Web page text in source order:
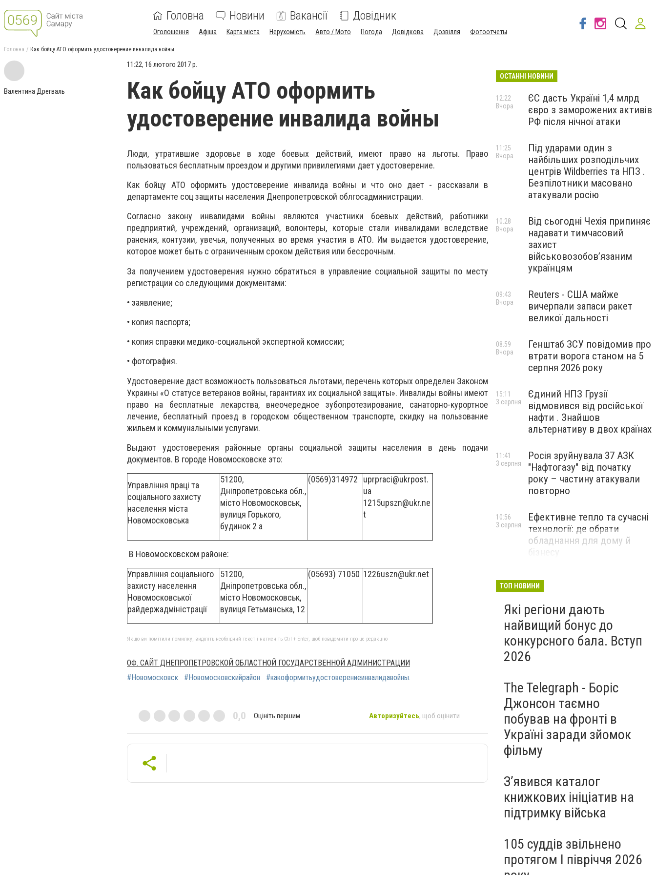
Головна Новини Вакансії Довідник
Оголошення Афіша Карта міста Нерухомість Авто / Мото Погода Довідкова Дозвілля Фотоотчеты
Головна Как бойцу АТО оформить удостоверение инвалида войны
Валентина Дрегваль
11:22, 16 лютого 2017 р.
Как бойцу АТО оформить
удостоверение инвалида войны
Люди, утратившие здоровье в ходе боевых действий, имеют право на льготы. Право
пользоваться бесплатным проездом и другими привилегиями дает удостоверение.
Как бойцу АТО оформить удостоверение инвалида войны и что оно дает - рассказали в
департаменте соц защиты населения Днепропетровской облгосадминистрации.
Согласно закону инвалидами войны являются участники боевых действий, работники
предприятий, учреждений, организаций, волонтеры, которые стали инвалидами вследствие
ранения, контузии, увечья, полученных во время участия в АТО. Им выдается удостоверение,
которое может быть с ограниченным сроком действия или бессрочным.
За получением удостоверения нужно обратиться в управление социальной защиты по месту
регистрации со следующими документами:
• заявление;
• копия паспорта;
• копия справки медико-социальной экспертной комиссии;
• фотография.
Удостоверение даст возможность пользоваться льготами, перечень которых определен Законом
Украины «О статусе ветеранов войны, гарантиях их социальной защиты». Инвалиды войны имеют
право на бесплатные лекарства, внеочередное зубопротезирование, санаторно-курортное
лечение, бесплатный проезд в городском общественном транспорте, скидку на пользование
жильем и коммунальными услугами.
Выдают удостоверения районные органы социальной защиты населения в день подачи
документов. В городе Новомосковске это:
Управління праці та
соціального захисту
населення міста
Новомосковська
51200,
Дніпропетровська обл.,
місто Новомосковськ,
вулиця Горького,
будинок 2 а
(0569)314972
uprpraci@ukrpost.
ua
1215upszn@ukr.ne
t
В Новомосковском районе:
Управління соціального
захисту населення
Новомосковської
райдержадміністрації
51200,
Дніпропетровська обл.,
місто Новомосковськ,
вулиця Гетьманська, 12
(05693) 71050 1226uszn@ukr.net
Якщо ви помітили помилку, виділіть необхідний текст і натисніть Ctrl + Enter, щоб повідомити про це редакцію
ОФ. САЙТ ДНЕПРОПЕТРОВСКОЙ ОБЛАСТНОЙ ГОСУДАРСТВЕННОЙ АДМИНИСТРАЦИИ
#Новомосковск
#Новомосковскийрайон #какоформитьудостоверениеинвалидавойны.
0,0 Оцініть першим Авторизуйтесь, щоб оцінити
ОСТАННІ НОВИНИ
ЄС дасть Україні 1,4 млрд
євро з заморожених активів
РФ після нічної атаки
12:22
Вчора
Під ударами один з
найбільших розподільчих
центрів Wildberries та НПЗ .
Безпілотники масовано
атакували росію
11:25
Вчора
Від сьогодні Чехія припиняє
надавати тимчасовий
захист
військовозобов’язаним
українцям
10:28
Вчора
Reuters - США майже
вичерпали запаси ракет
великої дальності
09:43
Вчора
Генштаб ЗСУ повідомив про
втрати ворога станом на 5
серпня 2026 року
08:59
Вчора
Єдиний НПЗ Грузії
відмовився від російської
нафти . Знайшов
альтернативу в двох країнах
15:11
3 серпня
Росія зруйнувала 37 АЗК
"Нафтогазу" від початку
року – частину атакували
повторно
11:41
3 серпня
Ефективне тепло та сучасні
технології: де обрати
обладнання для дому й
бізнесу
10:56
3 серпня
ТОП НОВИНИ
Які регіони дають
найвищий бонус до
конкурсного бала. Вступ
2026
The Telegraph - Боріс
Джонсон таємно
побував на фронті в
Україні заради зйомок
фільму
З’явився каталог
книжкових ініціатив на
підтримку війська
105 суддів звільнено
протягом I півріччя 2026